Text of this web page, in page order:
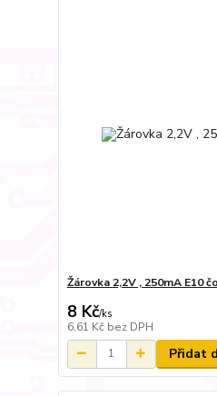
Žárovka 2,2V , 250mA E10
8 Kč/ks
6,61 Kč bez DPH
Přidat